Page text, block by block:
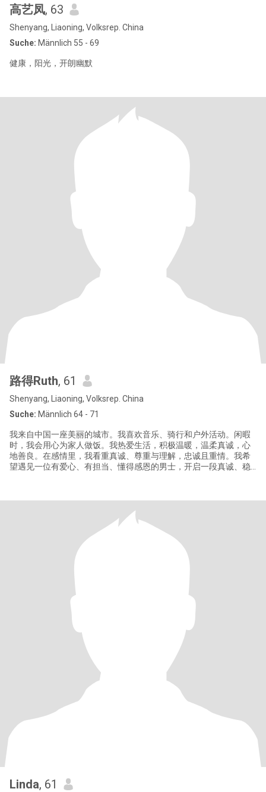
高艺凤, 63
Shenyang, Liaoning, Volksrep. China
Suche: Männlich 55 - 69
健康，阳光，开朗幽默
路得Ruth, 61
Shenyang, Liaoning, Volksrep. China
Suche: Männlich 64 - 71
我来自中国一座美丽的城市。我喜欢音乐、骑行和户外活动。闲暇
时，我会用心为家人做饭。我热爱生活，积极温暖，温柔真诚，心
地善良。在感情里，我看重真诚、尊重与理解，忠诚且重情。我希
望遇见一位有爱心、有担当、懂得感恩的男士，开启一段真诚、稳
Linda, 61